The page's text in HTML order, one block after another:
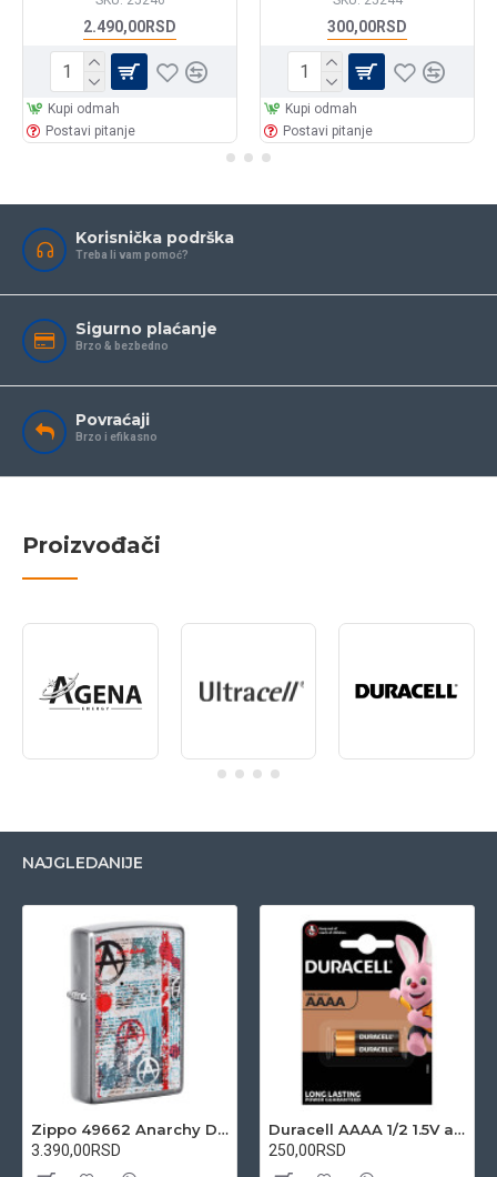
2.490,00RSD
Kupi odmah
Postavi pitanje
300,00RSD
Kupi odmah
Postavi pitanje
Korisnička podrška
Treba li vam pomoć?
Sigurno plaćanje
Brzo & bezbedno
Povraćaji
Brzo i efikasno
Proizvođači
NAJGLEDANIJE
Zippo 49662 Anarchy Design upaljač
3.390,00RSD
Duracell AAAA 1/2 1.5V alkalna baterija
250,00RSD